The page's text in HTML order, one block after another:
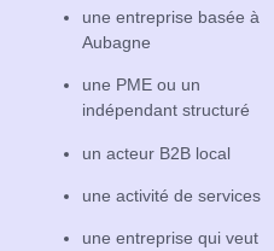
une entreprise basée à
Aubagne
une PME ou un
indépendant structuré
un acteur B2B local
une activité de services
une entreprise qui veut